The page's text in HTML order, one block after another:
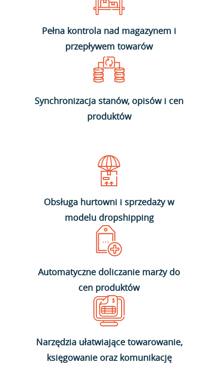
Pełna kontrola nad magazynem i
przepływem towarów
Synchronizacja stanów, opisów i cen
produktów
Obsługa hurtowni i sprzedaży w
modelu dropshipping
Automatyczne doliczanie marży do
cen produktów
Narzędzia ułatwiające towarowanie,
księgowanie oraz komunikację